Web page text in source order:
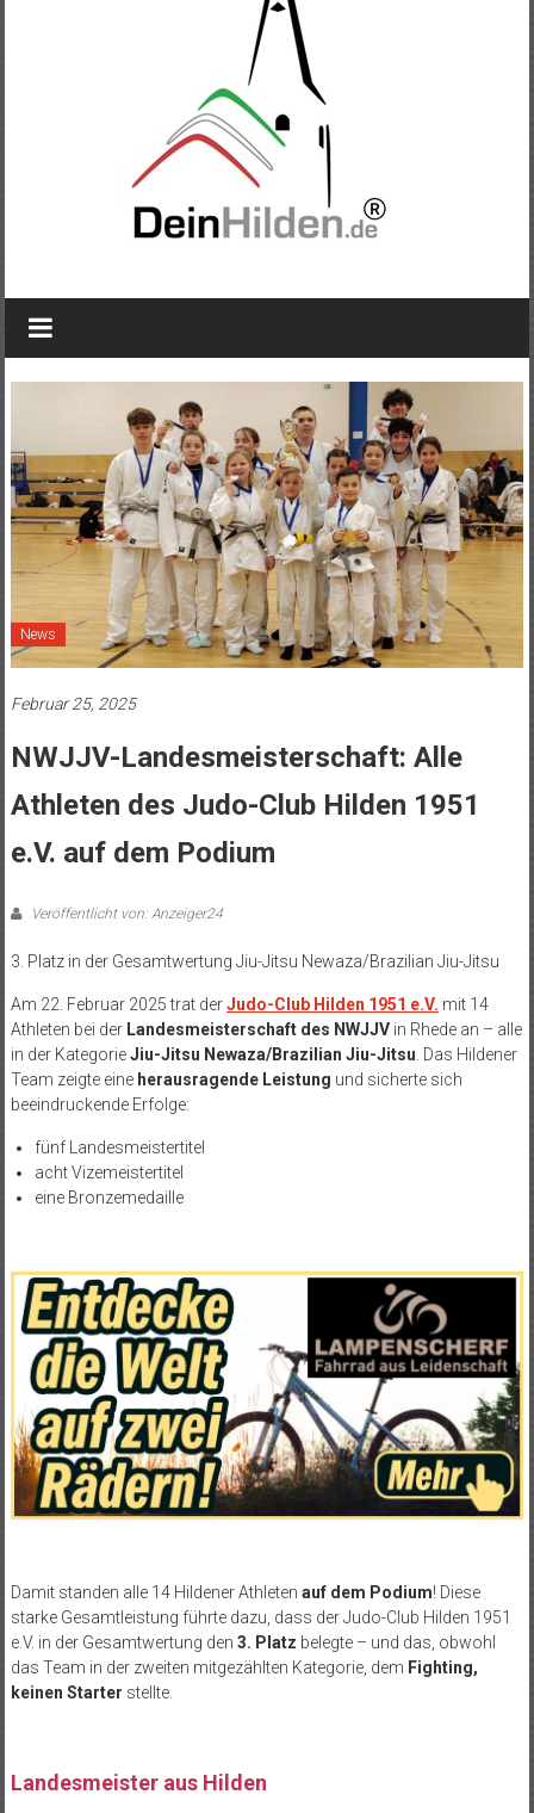
News
Februar 25, 2025
NWJJV-Landesmeisterschaft: Alle
Athleten des Judo-Club Hilden 1951
e.V. auf dem Podium
Veröffentlicht von: Anzeiger24
3. Platz in der Gesamtwertung Jiu-Jitsu Newaza/Brazilian Jiu-Jitsu
Am 22. Februar 2025 trat derJudo-Club Hilden 1951 e.V. mit 14
Athleten bei der Landesmeisterschaft des NWJJVin Rhede an – alle
in der KategorieJiu-Jitsu Newaza/Brazilian Jiu-Jitsu. Das Hildener
Team zeigte eine herausragende Leistung und sicherte sich
beeindruckende Erfolge:
fünf Landesmeistertitel
acht Vizemeistertitel
eine Bronzemedaille
Damit standen alle 14 Hildener Athleten auf dem Podium! Diese
starke Gesamtleistung führte dazu, dass der Judo-Club Hilden 1951
e.V. in der Gesamtwertung den 3. Platz belegte – und das, obwohl
das Team in der zweiten mitgezählten Kategorie, dem Fighting,
keinen Starter stellte.
Landesmeister aus Hilden